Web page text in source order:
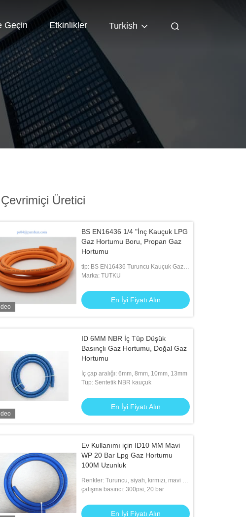
Geçin Etkinlikler Turkish
Çevrimiçi Üretici
BS EN16436 1/4 "İnç Kauçuk LPG
Gaz Hortumu Boru, Propan Gaz
Hortumu
tip: BS EN16436 Turuncu Kauçuk Gaz
Hortumu
Marka: TUTKU
En İyi Fiyatı Alın
ID 6MM NBR İç Tüp Düşük
Basınçlı Gaz Hortumu, Doğal Gaz
Hortumu
İç çap aralığı: 6mm, 8mm, 10mm, 13mm
Tüp: Sentetik NBR kauçuk
En İyi Fiyatı Alın
Ev Kullanımı için ID10 MM Mavi
WP 20 Bar Lpg Gaz Hortumu
100M Uzunluk
Renkler: Turuncu, siyah, kırmızı, mavi vb
veya müşterilerin isteği olarak
çalışma basıncı: 300psi, 20 bar
En İyi Fiyatı Alın